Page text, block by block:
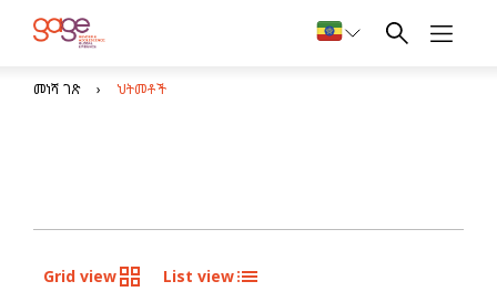
መነሻ ገጽ ህትመቶች
Grid view List view